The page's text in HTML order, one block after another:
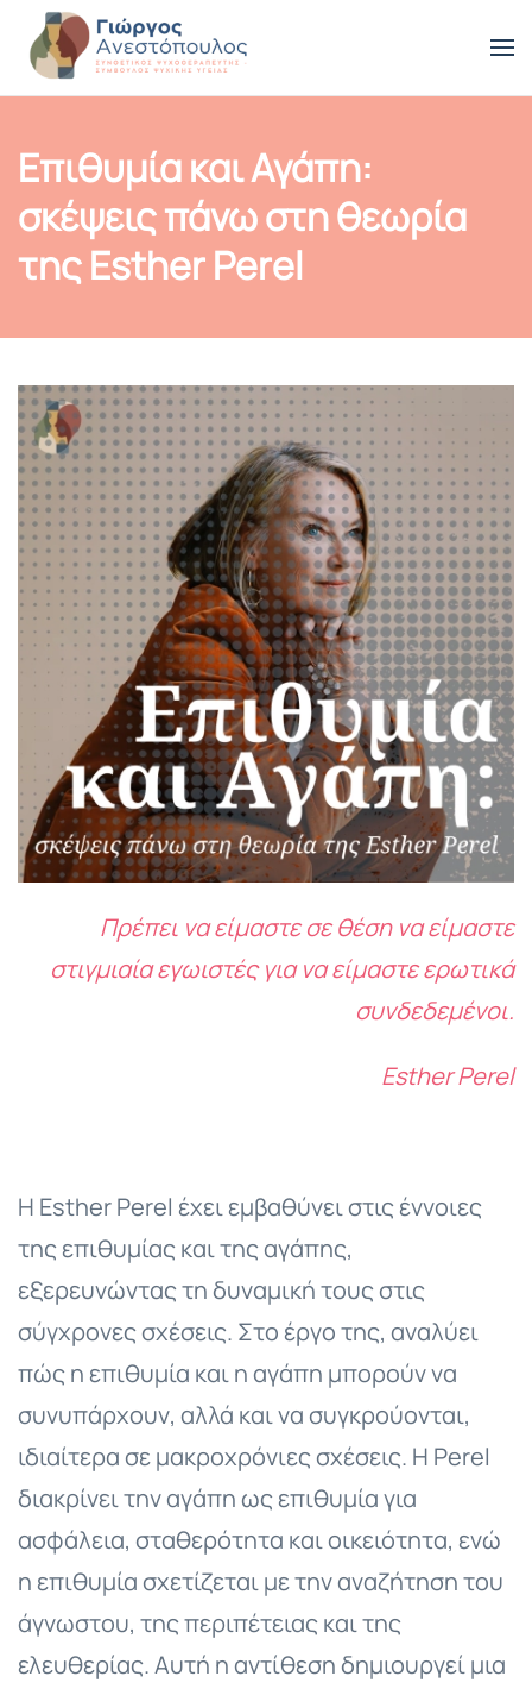
Skip to main content
Επιθυμία και Αγάπη:
σκέψεις πάνω στη θεωρία
της Esther Perel
Πρέπει να είμαστε σε θέση να είμαστε
στιγμιαία εγωιστές για να είμαστε ερωτικά
συνδεδεμένοι.
Esther Perel
Η Esther Perel έχει εμβαθύνει στις έννοιες
της επιθυμίας και της αγάπης,
εξερευνώντας τη δυναμική τους στις
σύγχρονες σχέσεις. Στο έργο της, αναλύει
πώς η επιθυμία και η αγάπη μπορούν να
συνυπάρχουν, αλλά και να συγκρούονται,
ιδιαίτερα σε μακροχρόνιες σχέσεις. Η Perel
διακρίνει την αγάπη ως επιθυμία για
ασφάλεια, σταθερότητα και οικειότητα, ενώ
η επιθυμία σχετίζεται με την αναζήτηση του
άγνωστου, της περιπέτειας και της
ελευθερίας. Αυτή η αντίθεση δημιουργεί μια